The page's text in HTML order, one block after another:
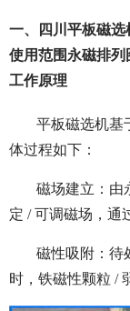
一、四川平板磁选
使用范围永磁排
工作原理
平板磁选机基
体过程如下：
磁场建立：由
定 / 可调磁场，通
磁性吸附：待
时，铁磁性颗粒 /